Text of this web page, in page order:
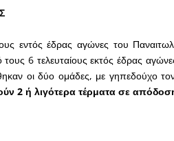
εντός έδρας αγώνες του
6 τελευταίους εκτός έδρας
οι δύο ομάδες, με γηπεδούχο
2 ή λιγότερα τέρματα σε